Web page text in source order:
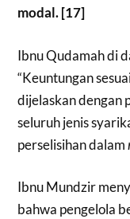
modal. [17]
Ibnu Qudamah di
“Keuntungan
dijelaskan dengan
seluruh jenis
perselisihan dalam
Ibnu Mundzir
bahwa pengelola